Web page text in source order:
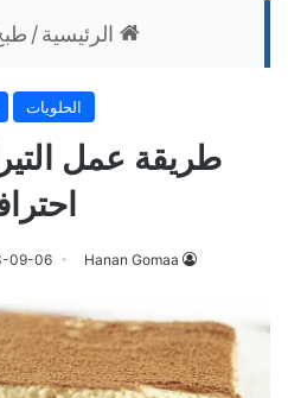
الرئيسية /
الحلويات
طريقة عمل
Hanan Gomaa
09-06